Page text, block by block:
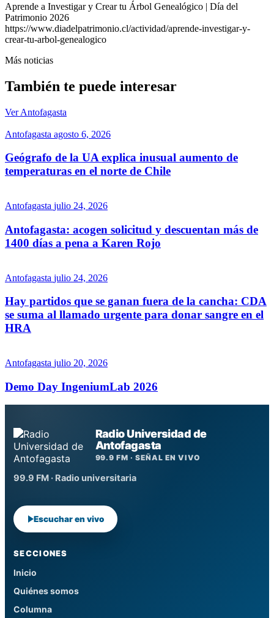
Aprende a Investigar y Crear tu Árbol Genealógico | Día del
Patrimonio 2026
https://www.diadelpatrimonio.cl/actividad/aprende-investigar-y-
crear-tu-arbol-genealogico
Más noticias
También te puede interesar
Ver Antofagasta
Antofagasta agosto 6, 2026
Geógrafo de la UA explica inusual aumento de
temperaturas en el norte de Chile
Antofagasta julio 24, 2026
Antofagasta: acogen solicitud y descuentan más de
1400 días a pena a Karen Rojo
Antofagasta julio 24, 2026
Hay partidos que se ganan fuera de la cancha: CDA
se suma al llamado urgente para donar sangre en el
HRA
Antofagasta julio 20, 2026
Demo Day IngeniumLab 2026
Radio Universidad de
Antofagasta
99.9 FM · SEÑAL EN VIVO
99.9 FM · Radio universitaria
Escuchar en vivo
SECCIONES
Inicio
Quiénes somos
Columna